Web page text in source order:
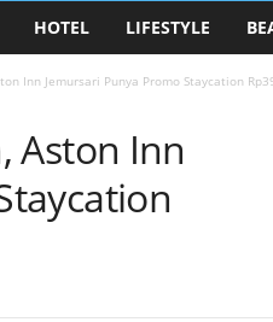
HOTEL LIFESTYLE
Inn Jemursari Punya Promo Staycation
Aston Inn